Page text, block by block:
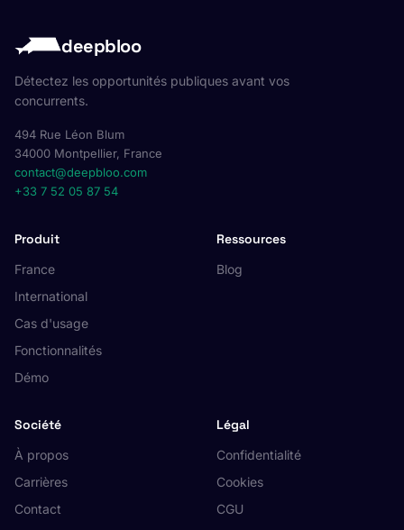
deepbloo
Détectez les opportunités publiques avant vos
concurrents.
494 Rue Léon Blum
34000 Montpellier, France
contact@deepbloo.com
+33 7 52 05 87 54
Produit
France
International
Cas d'usage
Fonctionnalités
Démo
Ressources
Blog
Société
À propos
Carrières
Contact
Légal
Confidentialité
Cookies
CGU